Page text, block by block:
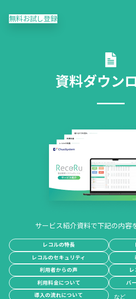
無料お試し登録
資料ダウン
サービス紹介資料で下記の内容
レコルの特長
レコルのセキュリティ
利用者からの声
利用料金について
バ
導入の流れについて